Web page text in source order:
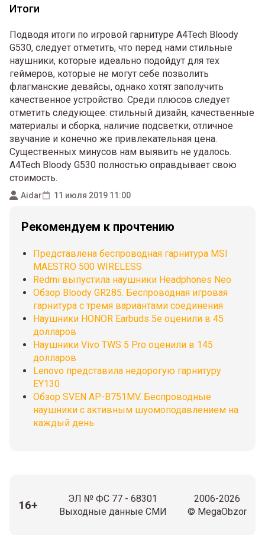
Итоги
Подводя итоги по игровой гарнитуре A4Tech Bloody
G530, следует отметить, что перед нами стильные
наушники, которые идеально подойдут для тех
геймеров, которые не могут себе позволить
флагманские девайсы, однако хотят заполучить
качественное устройство. Среди плюсов следует
отметить следующее: стильный дизайн, качественные
материалы и сборка, наличие подсветки, отличное
звучание и конечно же привлекательная цена.
Существенных минусов нам выявить не удалось.
A4Tech Bloody G530 полностью оправдывает свою
стоимость.
Aidar 11 июля 2019 11:00
Рекомендуем к прочтению
Представлена беспроводная гарнитура MSI
MAESTRO 500 WIRELESS
Redmi выпустила наушники Headphones Neo
Обзор Bloody GR285. Беспроводная игровая
гарнитура с тремя вариантами соединения
Наушники HONOR Earbuds 5e оценили в 45
долларов
Наушники Vivo TWS 5 Pro оценили в 145
долларов
Lenovo представила недорогую гарнитуру
EY130
Обзор SVEN AP-B751MV. Беспроводные
наушники с активным шуомоподавлением на
каждый день
16+
ЭЛ № ФС 77 - 68301
Выходные данные СМИ
2006-2026
© MegaObzor